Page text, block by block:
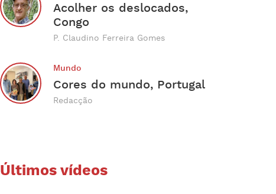
Acolher os deslocados,
Congo
P. Claudino Ferreira Gomes
Mundo
Cores do mundo, Portugal
Redacção
Últimos vídeos